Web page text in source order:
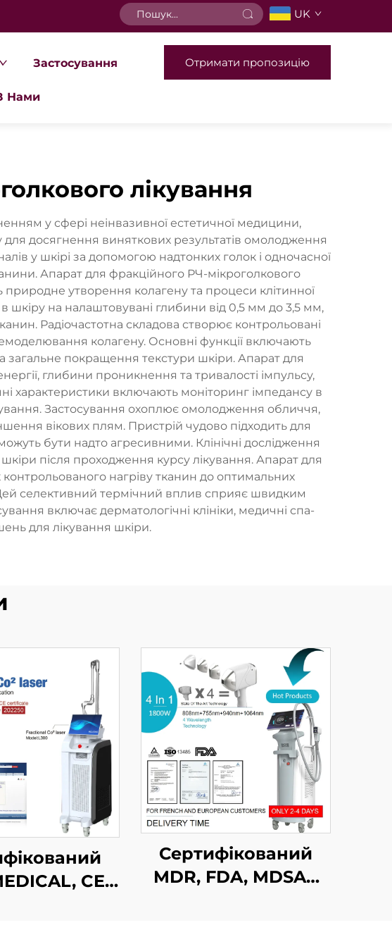
UK
Застосування
Нами
Отримати пропозицію
лікування
у сфері неінвазивної естетичної медицини,
досягнення виняткових результатів омолодження
у шкірі за допомогою надтонких голок і одночасної
Апарат для фракційного РЧ-мікроголкового
утворення колагену та процеси клітинної
в шкіру на налаштовувані глибини від 0,5 мм до 3,5 мм,
Радіочастотна складова створює контрольовані
колагену. Основні функції включають
покращення текстури шкіри. Апарат для
глибини проникнення та тривалості імпульсу,
характеристики включають моніторинг імпедансу в
Застосування охоплює омолодження обличчя,
вікових плям. Пристрій чудово підходить для
бути надто агресивними. Клінічні дослідження
після проходження курсу лікування. Апарат для
нагріву тканин до оптимальних
селективний термічний вплив сприяє швидким
включає дерматологічні клініки, медичні спа-
для лікування шкіри.
CE,
Сертифікований
MDR, FDA, MDSAP